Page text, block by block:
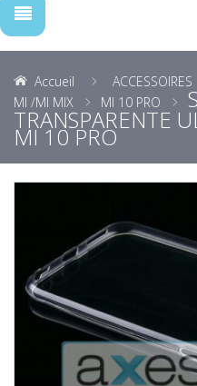
Accueil ACCESSOIRES
MI /MI MIX
MI 10 PRO
TRANSPARENTE
MI 10 PRO